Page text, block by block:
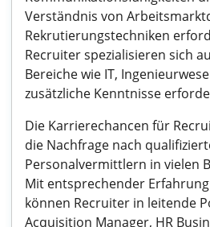
Verständnis von
Rekrutierungstechniken
Recruiter spezialisieren sich
Bereiche wie IT,
zusätzliche Kenntnisse
Die Karrierechancen für
die Nachfrage nach
Personalvermittlern in vielen
Mit entsprechender
können Recruiter in leitende
Acquisition Manager, HR